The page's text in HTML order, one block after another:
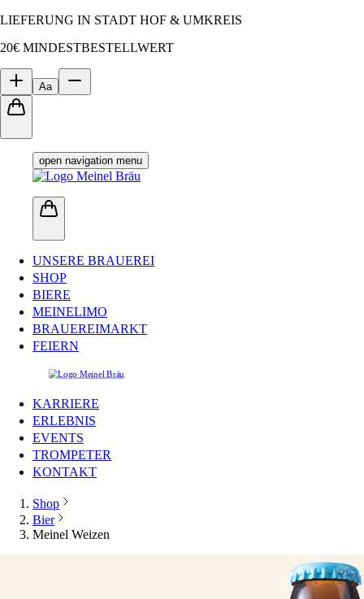
LIEFERUNG IN STADT HOF & UMKREIS
20€ MINDESTBESTELLWERT
Aa
open navigation menu
UNSERE BRAUEREI
SHOP
BIERE
MEINELIMO
BRAUEREIMARKT
FEIERN
KARRIERE
ERLEBNIS
EVENTS
TROMPETER
KONTAKT
Shop
Bier
Meinel Weizen